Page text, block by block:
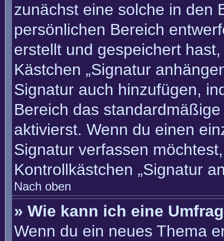
zunächst eine solche in den
persönlichen Bereich
erstellt und gespeichert
Kästchen „Signatur
Signatur auch hinzufügen,
Bereich das
aktivierst. Wenn du einen
Signatur verfassen
Kontrollkästchen „Signatur
Nach oben
» Wie kann ich eine
Wenn du ein neues Thema